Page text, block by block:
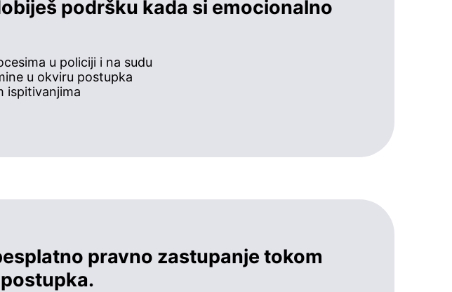
podršku kada si emocionalno
u policiji i na sudu
u okviru postupka
ispitivanjima
pravno zastupanje tokom